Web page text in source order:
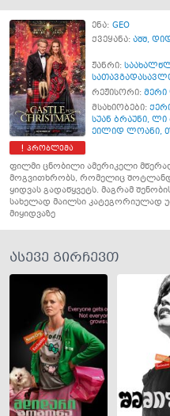
პრობლემა
ენა: GEO
ქვეყანა: აშშ,
ჟანრი:
რეჟისორი:
მსახიობები:
სუან ბრაუნი, ლი
ეილიდ ლოანი,
ფილმი ცნობილი ამერიკელი
მოგვითხრობს, რომელიც
ყიდვას გადაწყვეტს. მაგრამ
სახელად მაილსი კატეგორიულად
მიყიდვაზე
ასევე გირჩევთ